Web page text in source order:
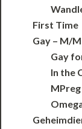
First Time
Gay – M/M
Gay
In the
MPreg